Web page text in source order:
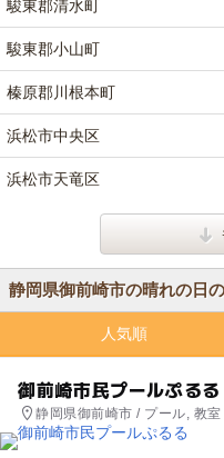
駿東郡清水町
駿東郡小山町
榛原郡川根本町
浜松市中央区
浜松市天竜区
静岡県御前崎市の晴れの日
人気順
御前崎市民プールぷるる
静岡県御前崎市 / プール, 教